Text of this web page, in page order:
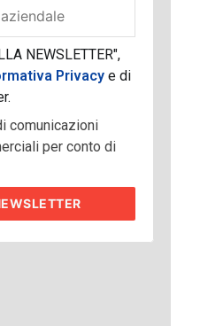
NEWSLETTER",
Privacye di
comunicazioni
per conto di